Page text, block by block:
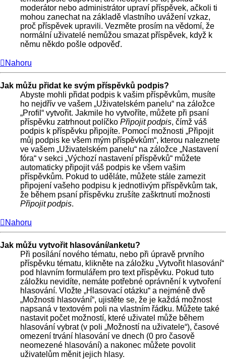
moderátor nebo administrátor upraví příspěvek, ačkoli ti
mohou zanechat na základě vlastního uvážení vzkaz,
proč příspěvek upravili. Vezměte prosím na vědomí, že
normální uživatelé nemůžou smazat příspěvek, když k
němu někdo pošle odpověď.
Nahoru
Jak můžu přidat ke svým příspěvků podpis?
Abyste mohli přidat podpis k vašim příspěvkům, musíte
ho nejdřív ve vašem „Uživatelském panelu“ na záložce
„Profil“ vytvořit. Jakmile ho vytvoříte, můžete při psaní
příspěvku zatrhnout políčko Připojit podpis, čímž váš
podpis k příspěvku připojíte. Pomocí možnosti „Připojit
můj podpis ke všem mým příspěvkům“, kterou naleznete
ve vašem „Uživatelském panelu“ na záložce „Nastavení
fóra“ v sekci „Výchozí nastavení příspěvků“ můžete
automaticky připojit váš podpis ke všem vašim
příspěvkům. Pokud to uděláte, můžete stále zamezit
připojení vašeho podpisu k jednotlivým příspěvkům tak,
že během psaní příspěvku zrušíte zaškrtnutí možnosti
Připojit podpis.
Nahoru
Jak můžu vytvořit hlasování/anketu?
Při posílání nového tématu, nebo při úpravě prvního
příspěvku tématu, klikněte na záložku „Vytvořit hlasování“
pod hlavním formulářem pro text příspěvku. Pokud tuto
záložku nevidíte, nemáte potřebné oprávnění k vytvoření
hlasování. Vložte „Hlasovací otázku“ a nejméně dvě
„Možnosti hlasování“, ujistěte se, že je každá možnost
napsaná v textovém poli na vlastním řádku. Můžete také
nastavit počet možností, které uživatel může během
hlasování vybrat (v poli „Možností na uživatele“), časové
omezení trvání hlasování ve dnech (0 pro časově
neomezené hlasování) a nakonec můžete povolit
uživatelům měnit jejich hlasy.